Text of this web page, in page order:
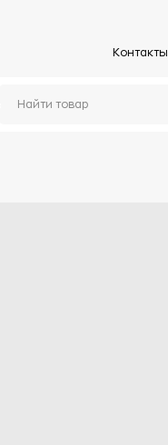
Контакты